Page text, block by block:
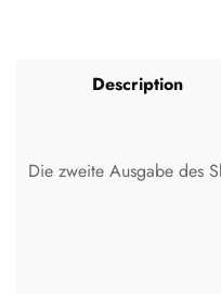
Description
Die zweite Ausgabe des